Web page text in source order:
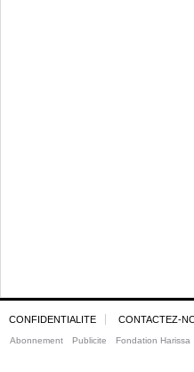
CONFIDENTIALITE CONTACTEZ-
Abonnement Publicite Fondation Harissa